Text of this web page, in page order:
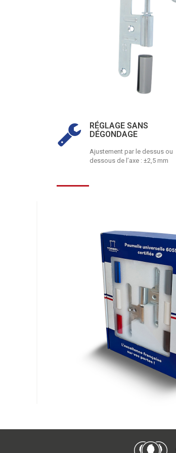
RÉGLAGE SANS
DÉGONDAGE
Ajustement par le dessus ou
dessous de l’axe : ±2,5 mm